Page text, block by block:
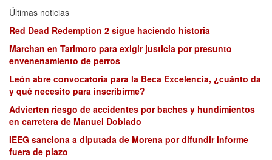
Últimas noticias
Red Dead Redemption 2 sigue haciendo historia
Marchan en Tarimoro para exigir justicia por presunto
envenenamiento de perros
León abre convocatoria para la Beca Excelencia, ¿cuánto da
y qué necesito para inscribirme?
Advierten riesgo de accidentes por baches y hundimientos
en carretera de Manuel Doblado
IEEG sanciona a diputada de Morena por difundir informe
fuera de plazo